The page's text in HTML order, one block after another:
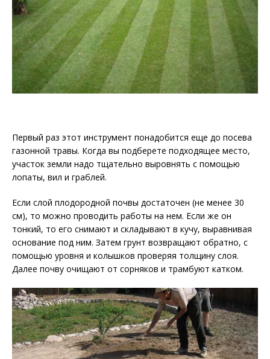
Первый раз этот инструмент понадобится еще до посева
газонной травы. Когда вы подберете подходящее место,
участок земли надо тщательно выровнять с помощью
лопаты, вил и граблей.
Если слой плодородной почвы достаточен (не менее 30
см), то можно проводить работы на нем. Если же он
тонкий, то его снимают и складывают в кучу, выравнивая
основание под ним. Затем грунт возвращают обратно, с
помощью уровня и колышков проверяя толщину слоя.
Далее почву очищают от сорняков и трамбуют катком.